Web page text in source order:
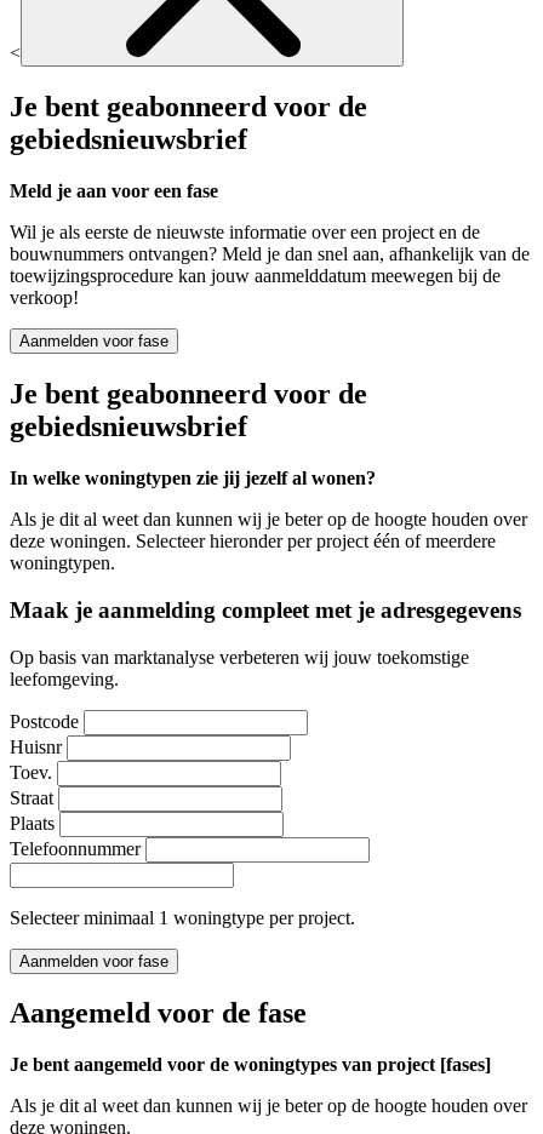
<
Je bent geabonneerd voor de
gebiedsnieuwsbrief
Meld je aan voor een fase
Wil je als eerste de nieuwste informatie over een project en de
bouwnummers ontvangen? Meld je dan snel aan, afhankelijk van de
toewijzingsprocedure kan jouw aanmelddatum meewegen bij de
verkoop!
Aanmelden voor fase
Je bent geabonneerd voor de
gebiedsnieuwsbrief
In welke woningtypen zie jij jezelf al wonen?
Als je dit al weet dan kunnen wij je beter op de hoogte houden over
deze woningen. Selecteer hieronder per project één of meerdere
woningtypen.
Maak je aanmelding compleet met je adresgegevens
Op basis van marktanalyse verbeteren wij jouw toekomstige
leefomgeving.
Postcode
Huisnr
Toev.
Straat
Plaats
Telefoonnummer
Selecteer minimaal 1 woningtype per project.
Aanmelden voor fase
Aangemeld voor de fase
Je bent aangemeld voor de woningtypes van project [fases]
Als je dit al weet dan kunnen wij je beter op de hoogte houden over
deze woningen.